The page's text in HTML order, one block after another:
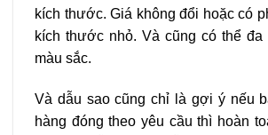
kích thước. Giá không đổi hoặc có
kích thước nhỏ. Và cũng có thể đa
màu sắc.
Và dẫu sao cũng chỉ là gợi ý nếu
hàng đóng theo yêu cầu thì hoàn